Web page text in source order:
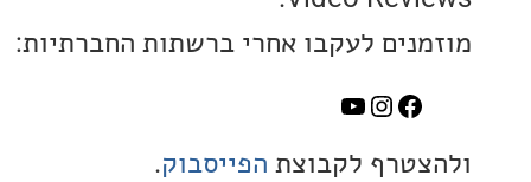
לעקבו אחרי ברשתות החברתיות:
לקבוצתהפייסבוק .